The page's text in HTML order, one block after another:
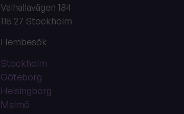
Valhallavägen 184
115 27 Stockholm
Hembesök
Stockholm
Göteborg
Helsingborg
Malmö